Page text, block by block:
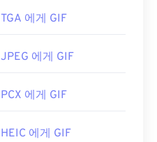
TGA 에게 GIF
JPEG 에게 GIF
PCX 에게 GIF
HEIC 에게 GIF